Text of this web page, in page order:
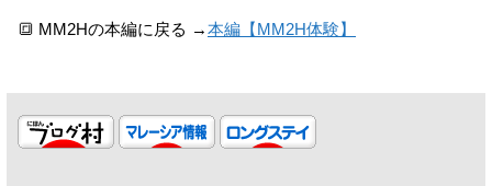
🔳 MM2Hの本編に戻る →本編【MM2H体験】